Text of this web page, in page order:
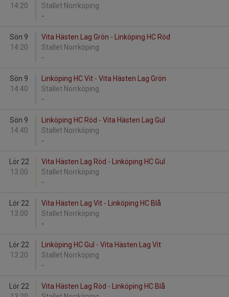
14:20
Stallet Norrköping
-
Sön 9
14:20
Vita Hästen Lag Grön - Linköping HC Röd
Stallet Norrköping
-
Sön 9
14:40
Linköping HC Vit - Vita Hästen Lag Grön
Stallet Norrköping
-
Sön 9
14:40
Linköping HC Röd - Vita Hästen Lag Gul
Stallet Norrköping
-
Lör 22
13:00
Vita Hästen Lag Röd - Linköping HC Gul
Stallet Norrköping
-
Lör 22
13:00
Vita Hästen Lag Vit - Linköping HC Blå
Stallet Norrköping
-
Lör 22
13:20
Linköping HC Gul - Vita Hästen Lag Vit
Stallet Norrköping
-
Lör 22
Vita Hästen Lag Röd - Linköping HC Blå